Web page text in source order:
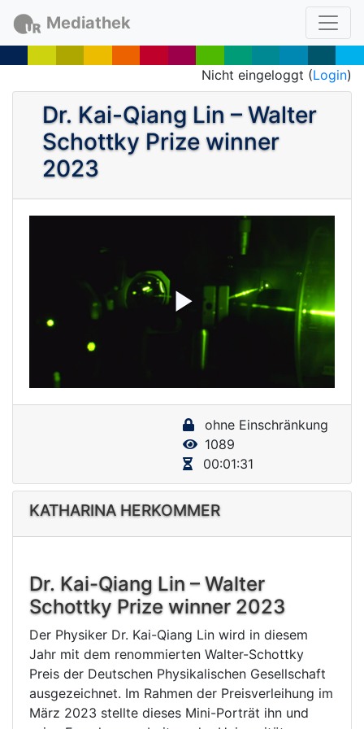
Mediathek
Nicht eingeloggt (Login)
Dr. Kai-Qiang Lin – Walter
Schottky Prize winner
2023
V
i
d
e
o
ohne Einschränkung
1089
00:01:31
KATHARINA HERKOMMER
Dr. Kai-Qiang Lin – Walter
Schottky Prize winner 2023
Der Physiker Dr. Kai-Qiang Lin wird in diesem
Jahr mit dem renommierten Walter-Schottky
Preis der Deutschen Physikalischen Gesellschaft
ausgezeichnet. Im Rahmen der Preisverleihung im
März 2023 stellte dieses Mini-Porträt ihn und